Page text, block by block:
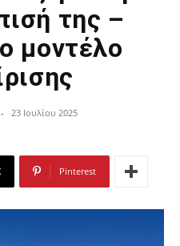
της –
μοντέλο
- 23 Ιουλίου 2025
Pinterest